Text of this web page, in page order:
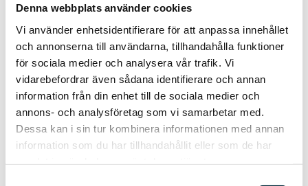
Denna webbplats använder cookies
Vi använder enhetsidentifierare för att anpassa innehållet
och annonserna till användarna, tillhandahålla funktioner
för sociala medier och analysera vår trafik. Vi
vidarebefordrar även sådana identifierare och annan
information från din enhet till de sociala medier och
annons- och analysföretag som vi samarbetar med.
Dessa kan i sin tur kombinera informationen med annan
information som du har tillhandahållit eller som de har
Energimyndigheten och ska redovisas
under hösten.
– Energilösningen i Västra Sjöstaden som vi
planerar, bygger på ett cirkulärt tänk och
syftar till att öka självförsörjningen och
resiliensen i fastigheterna – samtidigt som
systemet naturligtvis är hållbart. Grunden
är solceller, vars överskott lagras i både
batterier och vätgas. Vätgas kan fungera
som ett flexibelt energilager under längre